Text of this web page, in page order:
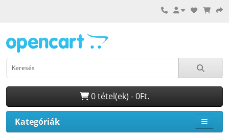
0 tétel(ek) - 0Ft.
Kategóriák